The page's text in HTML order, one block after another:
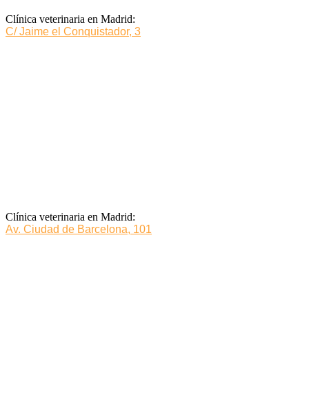
Clínica veterinaria en Madrid:
C/ Jaime el Conquistador, 3
Clínica veterinaria en Madrid:
Av. Ciudad de Barcelona, 101